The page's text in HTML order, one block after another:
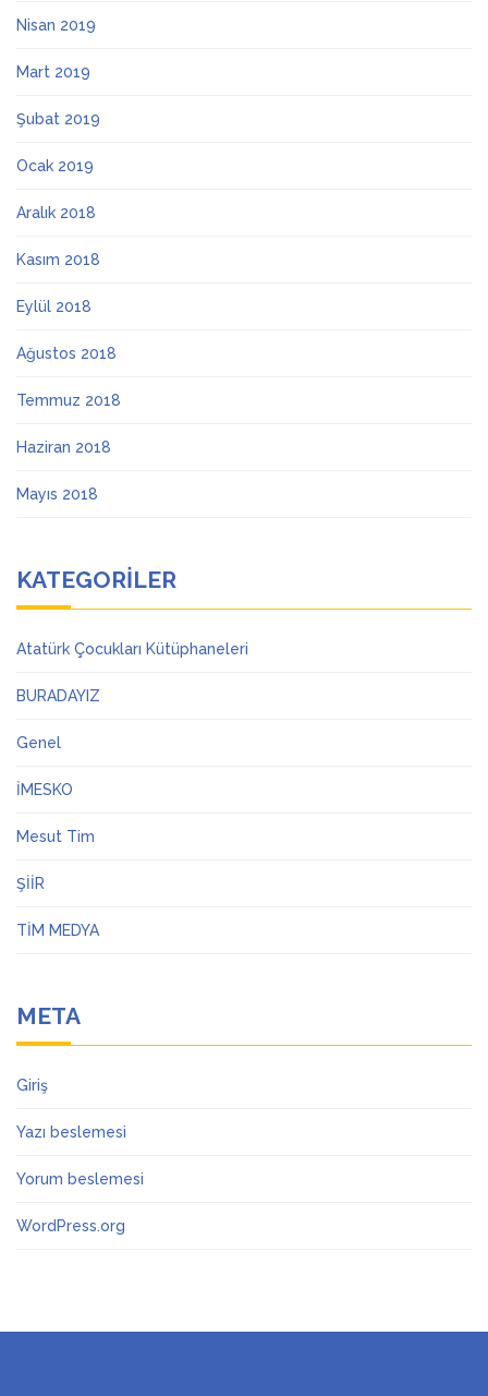
Nisan 2019
Mart 2019
Şubat 2019
Ocak 2019
Aralık 2018
Kasım 2018
Eylül 2018
Ağustos 2018
Temmuz 2018
Haziran 2018
Mayıs 2018
KATEGORILER
Atatürk Çocukları Kütüphaneleri
BURADAYIZ
Genel
İMESKO
Mesut Tim
ŞİİR
TİM MEDYA
META
Giriş
Yazı beslemesi
Yorum beslemesi
WordPress.org